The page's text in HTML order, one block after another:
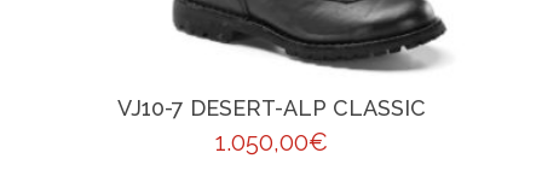
VJ10-7 DESERT-ALP CLASSIC
1.050,00€